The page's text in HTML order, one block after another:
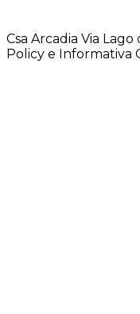
Csa Arcadia Via Lago
Policy e Informativa